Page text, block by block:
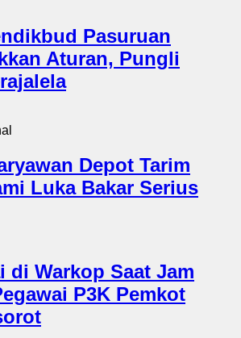
Pasuruan
Aturan, Pungli
Depot Tarim
Luka Bakar Serius
di Warkop Saat Jam
P3K Pemkot